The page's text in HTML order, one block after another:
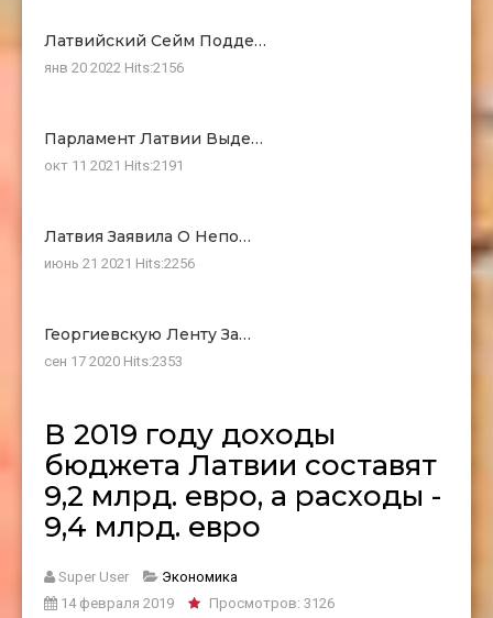
Латвийский Сейм Подде…
янв 20 2022 Hits:2156
Парламент Латвии Выде…
окт 11 2021 Hits:2191
Латвия Заявила О Непо…
июнь 21 2021 Hits:2256
Георгиевскую Ленту За…
сен 17 2020 Hits:2353
В 2019 году доходы
бюджета Латвии составят
9,2 млрд. евро, а расходы -
9,4 млрд. евро
Super User
Экономика
14 февраля 2019
Просмотров: 3126